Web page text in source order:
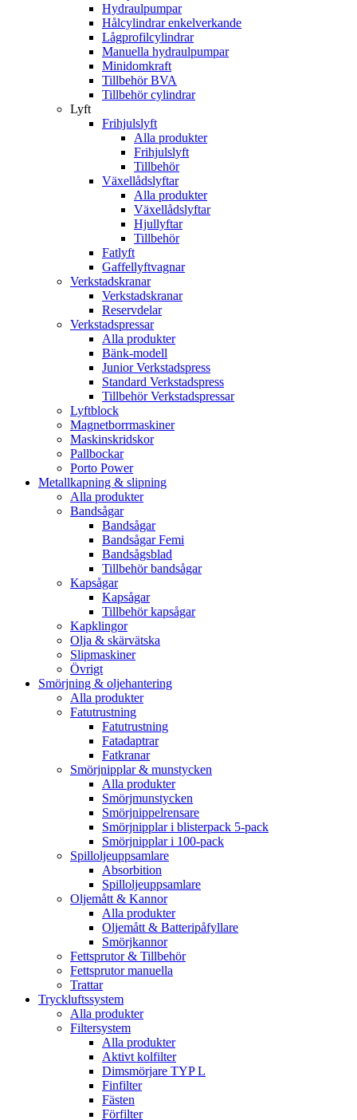
Hydraulpumpar
Hålcylindrar enkelverkande
Lågprofilcylindrar
Manuella hydraulpumpar
Minidomkraft
Tillbehör BVA
Tillbehör cylindrar
Lyft
Frihjulslyft
Alla produkter
Frihjulslyft
Tillbehör
Växellådslyftar
Alla produkter
Växellådslyftar
Hjullyftar
Tillbehör
Fatlyft
Gaffellyftvagnar
Verkstadskranar
Verkstadskranar
Reservdelar
Verkstadspressar
Alla produkter
Bänk-modell
Junior Verkstadspress
Standard Verkstadspress
Tillbehör Verkstadspressar
Lyftblock
Magnetborrmaskiner
Maskinskridskor
Pallbockar
Porto Power
Metallkapning & slipning
Alla produkter
Bandsågar
Bandsågar
Bandsågar Femi
Bandsågsblad
Tillbehör bandsågar
Kapsågar
Kapsågar
Tillbehör kapsågar
Kapklingor
Olja & skärvätska
Slipmaskiner
Övrigt
Smörjning & oljehantering
Alla produkter
Fatutrustning
Fatutrustning
Fatadaptrar
Fatkranar
Smörjnipplar & munstycken
Alla produkter
Smörjmunstycken
Smörjnippelrensare
Smörjnipplar i blisterpack 5-pack
Smörjnipplar i 100-pack
Spilloljeuppsamlare
Absorbition
Spilloljeuppsamlare
Oljemått & Kannor
Alla produkter
Oljemått & Batteripåfyllare
Smörjkannor
Fettsprutor & Tillbehör
Fettsprutor manuella
Trattar
Tryckluftssystem
Alla produkter
Filtersystem
Alla produkter
Aktivt kolfilter
Dimsmörjare TYP L
Finfilter
Fästen
Förfilter